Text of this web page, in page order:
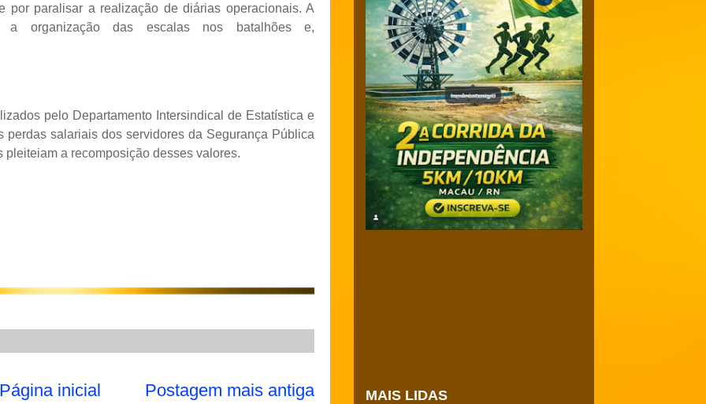
por paralisar a realização de diárias operacionais. A
a organização das escalas nos batalhões e,
pelo Departamento Intersindical de Estatística e
perdas salariais dos servidores da Segurança Pública
a recomposição desses valores.
Postagem mais antiga
Página inicial MAIS LIDAS